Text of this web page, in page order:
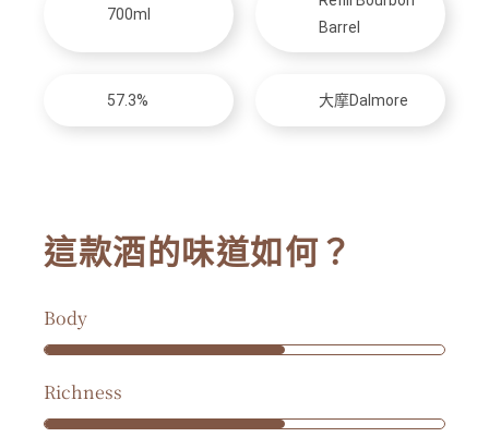
700ml
Barrel
57.3% 大摩Dalmore
這款酒的味道如何？
Body
Richness